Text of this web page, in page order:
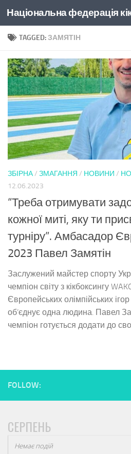
Skip to content
TAGGED:ЗАМЯТІН
ЗБІРНА/ ЗМАГАННЯ / НОВИНИ /
12.06.2023
“Треба отримувати
кожної миті, яку ти
турніру”. Амбасадор
2023 Павел Замятін
Заслужений майстер спорту
чемпіон світу з кікбоксингу
Європейських олімпійських
об’єднує одна людина. Павел
чемпіон готується додати до
FOLLOW:
СЕРПЕНЬ
Немає подій